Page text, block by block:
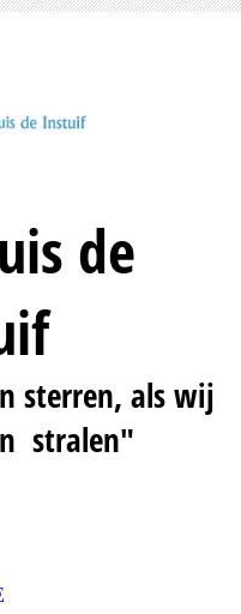
de
sterren, als wij
stralen"